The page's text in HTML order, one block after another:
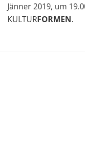
Jänner 2019, um
KULTURFORMEN.